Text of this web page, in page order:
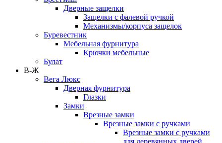
Дверные защелки
Защелки с фалевой ручкой
Механизмы/корпуса защелок
Буревестник
Мебельная фурнитура
Крючки мебельные
Булат
В-Ж
Вега Люкс
Дверная фурнитура
Глазки
Замки
Врезные замки
Врезные замки с ручками
Врезные замки с ручками